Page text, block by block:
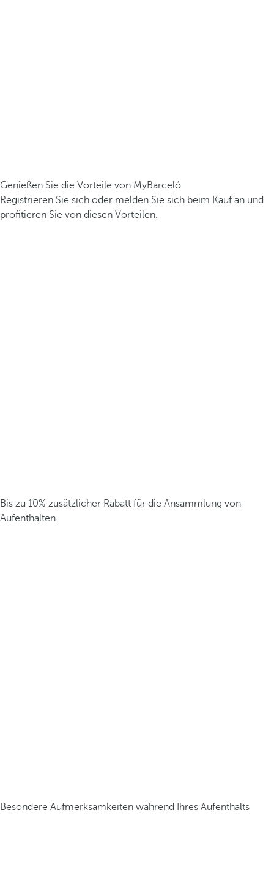
Genießen Sie die Vorteile von MyBarceló
Registrieren Sie sich oder melden Sie sich beim Kauf an und
profitieren Sie von diesen Vorteilen.
Bis zu 10% zusätzlicher Rabatt für die Ansammlung von
Aufenthalten
Besondere Aufmerksamkeiten während Ihres Aufenthalts